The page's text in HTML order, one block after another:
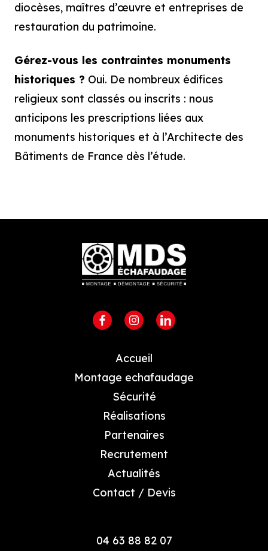
diocèses, maîtres d’œuvre et entreprises de
restauration du patrimoine.
Gérez-vous les contraintes monuments
historiques ? Oui. De nombreux édifices
religieux sont classés ou inscrits : nous
anticipons les prescriptions liées aux
monuments historiques et à l’Architecte des
Bâtiments de France dès l’étude.
Accueil
Montage echafaudage
Sécurité
Réalisations
Partenaires
Recrutement
Actualités
Contact / Devis
04 63 88 82 07